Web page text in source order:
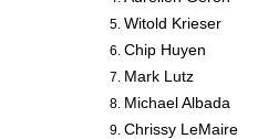
Witold Krieser
Chip Huyen
Mark Lutz
Michael Albada
Chrissy LeMaire